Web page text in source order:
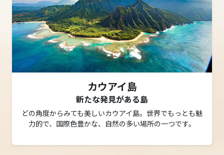
カウアイ島
新たな発見がある島
どの角度からみても美しいカウアイ島。世界でもっとも魅
力的で、国際色豊かな、自然の多い場所の一つです。